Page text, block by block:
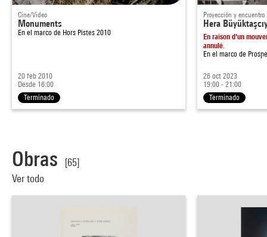
Cine/Video
Monuments
En el marco de Hors Pistes 2010
20 feb 2010
Desde 16:00
Terminado
Proyección y encuentro
Hera
En raison d'un
annulé.
En el marco de
26 oct 2023
19:00 - 21:00
Terminado
Obras
[65]
Ver todo